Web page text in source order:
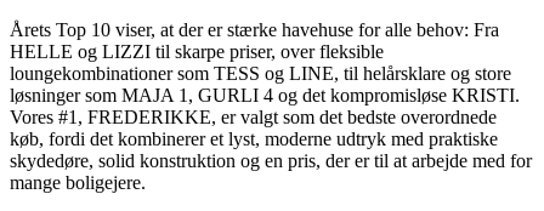
Årets Top 10 viser, at der er stærke havehuse for alle behov: Fra
HELLE og LIZZI til skarpe priser, over fleksible
loungekombinationer som TESS og LINE, til helårsklare og store
løsninger som MAJA 1, GURLI 4 og det kompromisløse KRISTI.
Vores #1, FREDERIKKE, er valgt som det bedste overordnede
køb, fordi det kombinerer et lyst, moderne udtryk med praktiske
skydedøre, solid konstruktion og en pris, der er til at arbejde med for
mange boligejere.